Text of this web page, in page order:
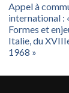
Appel à
international :
Formes et
Italie, du
1968 »